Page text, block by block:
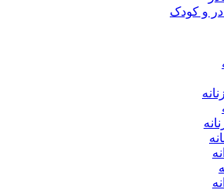
و کودک